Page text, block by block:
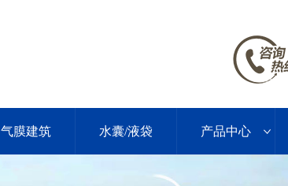
气膜建筑 水囊/液袋 产品中心